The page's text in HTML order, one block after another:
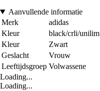
Aanvullende informatie
Merk
adidas
Kleur
black/crli/unilim
Kleur
Zwart
Geslacht
Vrouw
Leeftijdsgroep Volwassene
Loading...
Loading...